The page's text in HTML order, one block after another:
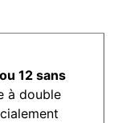
12 sans
à double